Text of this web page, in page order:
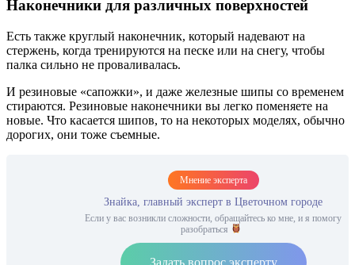
Наконечники для различных поверхностей
Есть также круглый наконечник, который надевают на
стержень, когда тренируются на песке или на снегу, чтобы
палка сильно не проваливалась.
И резиновые «сапожки», и даже железные шипы со временем
стираются. Резиновые наконечники вы легко поменяете на
новые. Что касается шипов, то на некоторых моделях, обычно
дорогих, они тоже съемные.
Мнение эксперта
Знайка, главный эксперт в Цветочном городе
Если у вас возникли сложности, обращайтесь ко мне, и я помогу
разобраться
Задать вопрос эксперту